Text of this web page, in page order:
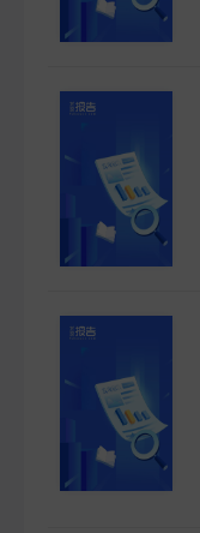
FUTURES
金工量化